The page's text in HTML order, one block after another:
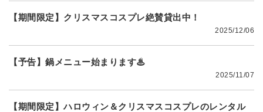
【期間限定】クリスマスコスプレ絶賛貸出中！
2025/12/06
【予告】鍋メニュー始まります♨
2025/11/07
【期間限定】ハロウィン＆クリスマスコスプレのレンタル